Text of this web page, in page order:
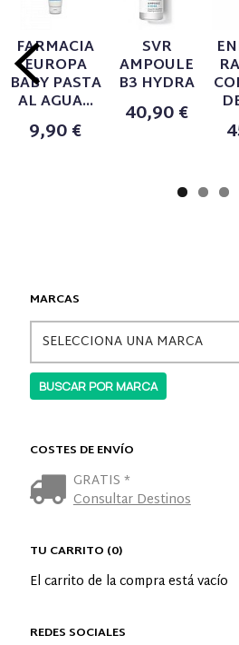
MARCAS
COSTES DE ENVÍO
GRATIS *
Consultar Destinos
TU CARRITO (0)
El carrito de la compra está vacío
REDES SOCIALES
FARMACIA
EUROPA
BABY PASTA
AL AGUA...
9,90 €
SVR
AMPOULE
B3 HYDRA
40,90 €